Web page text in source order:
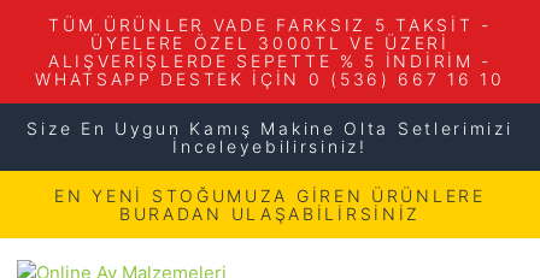
TÜM ÜRÜNLER VADE FARKSIZ 5 TAKSİT -
ÜYELERE ÖZEL 3000TL VE ÜZERİ
ALIŞVERİŞLERDE SEPETTE % 5 İNDİRİM -
WHATSAPP DESTEK İÇİN 0 (536) 667 16 10
Size En Uygun Kamış Makine Olta Setlerimizi
İnceleyebilirsiniz!
EN YENİ STOĞUMUZA GİREN ÜRÜNLERE
BURADAN ULAŞABİLİRSİNİZ